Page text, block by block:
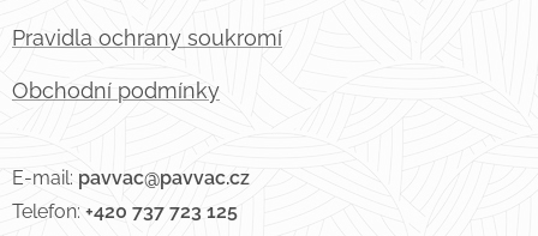
Pravidla ochrany soukromí
Obchodní podmínky
E-mail: pavvac@pavvac.cz
Telefon: +420 737 723 125